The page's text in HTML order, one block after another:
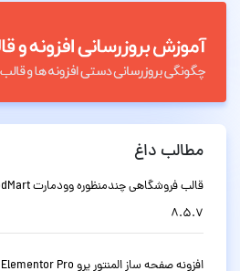
مطالب داغ
8.5.7
افزونه صفحه ساز المنتور پرو Elementor Pro وردپرس نسخه 4.2.1